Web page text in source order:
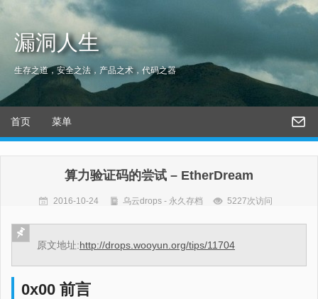
漏洞人生
生存之道，安全之法，产品之术，代码之器
首页 菜单
算力验证码的尝试 – EtherDream
2016-10-24 乌云drops - 永久存档 5227次访问
原文地址:http://drops.wooyun.org/tips/11704
0x00 前言